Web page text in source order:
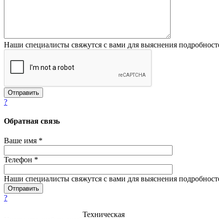
Наши специалисты свяжутся с вами для выяснения
?
Обратная связь
Ваше имя *
Телефон *
Наши специалисты свяжутся с вами для выяснения
?
Техническая